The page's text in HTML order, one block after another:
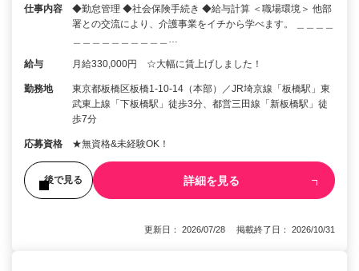
仕事内容
◆勤怠管理 ◆社会保険手続き ◆給与計算 ＜職場環境＞ 他部
署との交流により、介護事業をイチから学べます。 ＿＿＿＿
＿＿＿＿＿＿＿＿＿＿…
給与 月給330,000円 ☆大幅に賃上げしました！
勤務地
東京都板橋区板橋1-10-14（本部）／JR埼京線「板橋駅」東
武東上線「下板橋駅」徒歩3分、都営三田線「新板橋駅」徒
歩7分
応募資格 ★無資格&未経験OK！
後で見る 詳細を見る
更新日： 2026/07/28 掲載終了日： 2026/10/31